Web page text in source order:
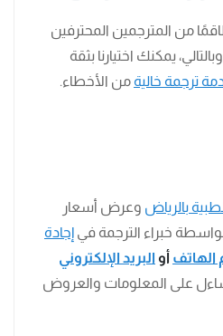
من المترجمين المحترفين
يمكنك اختيارنا بثقة
ترجمة خالية من الأخطاء.
بالرياض وعرض أسعار
خبراء الترجمة في إجادة
الهاتف أو البريد الإلكتروني
على المعلومات والعروض